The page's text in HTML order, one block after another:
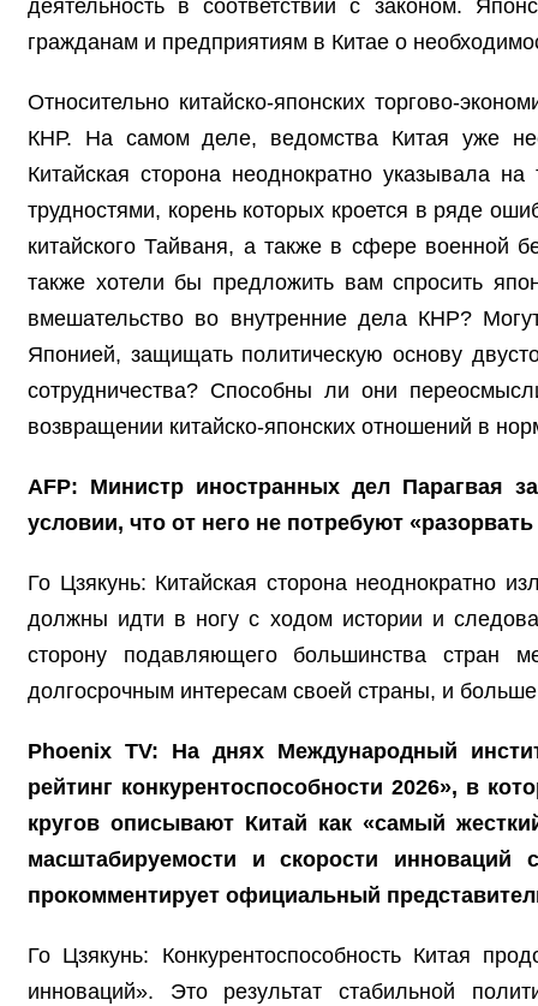
деятельность в соответствии с законом.
гражданам и предприятиям в Китае о
Относительно китайско-японских торгово-
КНР. На самом деле, ведомства Китая уже
Китайская сторона неоднократно указывала
трудностями, корень которых кроется в ряде
китайского Тайваня, а также в сфере военной
также хотели бы предложить вам спросить
вмешательство во внутренние дела КНР?
Японией, защищать политическую основу
сотрудничества? Способны ли они
возвращении китайско-японских отношений в
AFP: Министр иностранных дел Парагвая
условии, что от него не потребуют
Го Цзякунь: Китайская сторона неоднократно
должны идти в ногу с ходом истории и
сторону подавляющего большинства стран
долгосрочным интересам своей страны, и
Phoenix TV: На днях Международный
рейтинг конкурентоспособности 2026», в
кругов описывают Китай как «самый
масштабируемости и скорости
прокомментирует официальный
Го Цзякунь: Конкурентоспособность Китая
инноваций». Это результат стабильной